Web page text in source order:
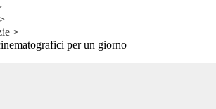
>
per un giorno